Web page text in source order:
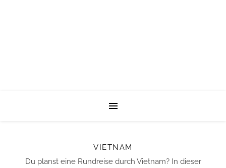
VIETNAM
Du planst eine Rundreise durch Vietnam? In dieser